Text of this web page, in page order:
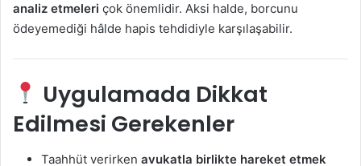
analiz etmeleri çok önemlidir. Aksi halde, borcunu
ödeyemediği hâlde hapis tehdidiyle karşılaşabilir.
Uygulamada Dikkat
Edilmesi Gerekenler
Taahhüt verirken avukatla birlikte hareket etmek